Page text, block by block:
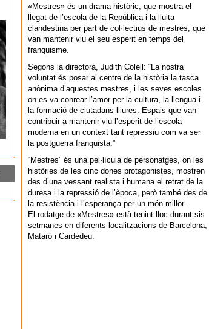
«Mestres» és un drama històric, que mostra el
llegat de l’escola de la República i la lluita
clandestina per part de col·lectius de mestres, que
van mantenir viu el seu esperit en temps del
franquisme.
Segons la directora, Judith Colell: “La nostra
voluntat és posar al centre de la història la tasca
anònima d’aquestes mestres, i les seves escoles
on es va conrear l’amor per la cultura, la llengua i
la formació de ciutadans lliures. Espais que van
contribuir a mantenir viu l’esperit de l’escola
moderna en un context tant repressiu com va ser
la postguerra franquista.”
“Mestres” és una pel·lícula de personatges, on les
històries de les cinc dones protagonistes, mostren
des d’una vessant realista i humana el retrat de la
duresa i la repressió de l’època, però també des de
la resistència i l’esperança per un món millor.
El rodatge de «Mestres» està tenint lloc durant sis
setmanes en diferents localitzacions de Barcelona,
Mataró i Cardedeu.